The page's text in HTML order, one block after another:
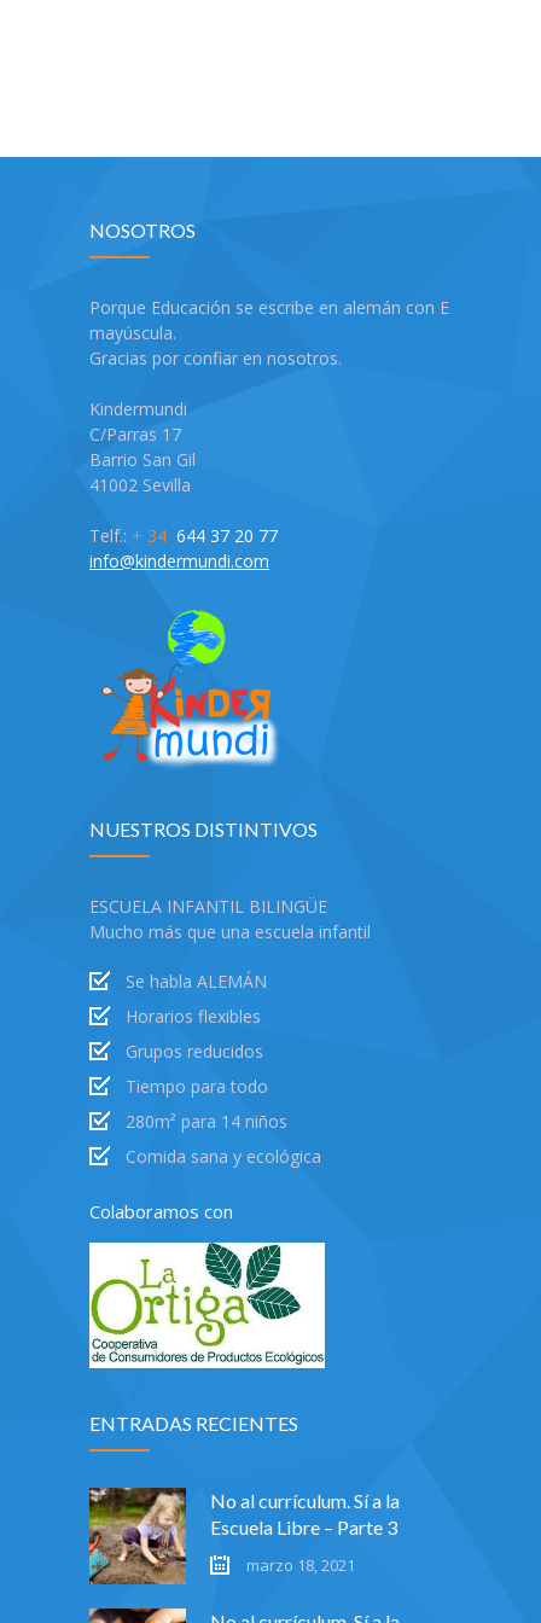
NOSOTROS
Porque Educación se escribe en alemán con E
mayúscula.
Gracias por confiar en nosotros.
Kindermundi
C/Parras 17
Barrio San Gil
41002 Sevilla
Telf.: + 34 644 37 20 77
info@kindermundi.com
NUESTROS DISTINTIVOS
ESCUELA INFANTIL BILINGÜE
Mucho más que una escuela infantil
Se habla ALEMÁN
Horarios flexibles
Grupos reducidos
Tiempo para todo
280m² para 14 niños
Comida sana y ecológica
Colaboramos con
ENTRADAS RECIENTES
No al currículum. Sí a la
Escuela Libre – Parte 3
marzo 18, 2021